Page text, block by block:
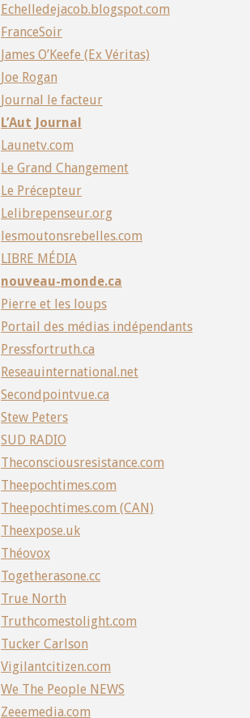
Echelledejacob.blogspot.com
FranceSoir
James O’Keefe (Ex Véritas)
Joe Rogan
Journal le facteur
L’Aut Journal
Launetv.com
Le Grand Changement
Le Précepteur
Lelibrepenseur.org
lesmoutonsrebelles.com
LIBRE MÉDIA
nouveau-monde.ca
Pierre et les loups
Portail des médias indépendants
Pressfortruth.ca
Reseauinternational.net
Secondpointvue.ca
Stew Peters
SUD RADIO
Theconsciousresistance.com
Theepochtimes.com
Theepochtimes.com (CAN)
Theexpose.uk
Théovox
Togetherasone.cc
True North
Truthcomestolight.com
Tucker Carlson
Vigilantcitizen.com
We The People NEWS
Zeeemedia.com